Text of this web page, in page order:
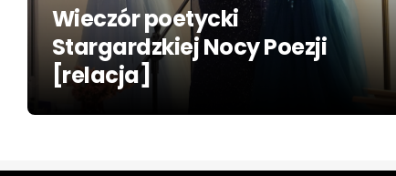
Wieczór poetycki
Stargardzkiej Nocy Poezji
[relacja]